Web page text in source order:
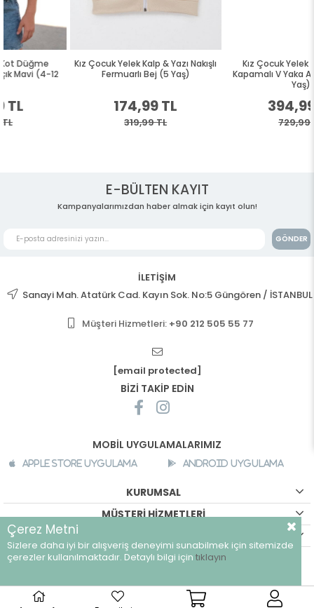
Kız Çocuk Yelek Kalp & Yazı Nakışlı
Fermuarlı Bej (5 Yaş)
174,99 TL
Kız Çocuk Yelek Kot Düğme
Kapamalı V Yaka Açık Mavi (4-12
394,99 TL
E-BÜLTEN KAYIT
Kampanyalarımızdan haber almak için kayıt olun!
GÖNDER
İLETİŞİM
Sanayi Mah. Atatürk Cad. Kayın Sok. No:5 Güngören / İSTANBUL
Müşteri Hizmetleri: +90 212 505 55 77
[email protected]
BİZİ TAKİP EDİN
MOBİL UYGULAMALARIMIZ
Apple Store Uygulama Android Uygulama
KURUMSAL
MÜŞTERİ HİZMETLERİ
©breeze.com.tr - Tüm hakları saklıdır.
Çerez Metni
Sizlere daha iyi bir alışveriş deneyimi sunabilmek için sitemizde
çerezler kullanılmaktadır. Detaylı bilgi için tıklayın